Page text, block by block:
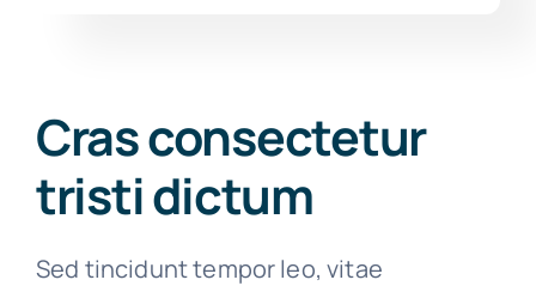
Cras consectetur
tristi dictum
Sed tincidunt tempor leo, vitae